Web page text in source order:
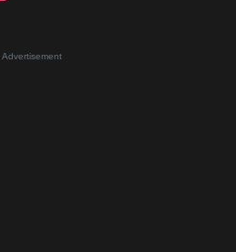
Advertisement